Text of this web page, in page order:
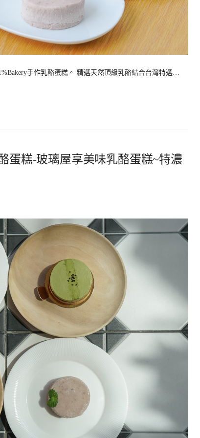
手作乳酪蛋糕。 精選天然頂級乳酪結合台灣特選…
蛋糕-玻璃屋享美味乳酪蛋糕~特濃